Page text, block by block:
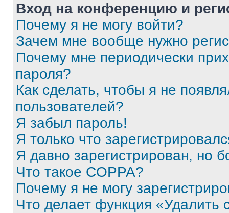
Вход на конференцию и
Почему я не могу войти?
Зачем мне вообще нужно
Почему мне периодически
пароля?
Как сделать, чтобы я не
пользователей?
Я забыл пароль!
Я только что
Я давно зарегистрирован, но
Что такое COPPA?
Почему я не могу
Что делает функция «Удалить